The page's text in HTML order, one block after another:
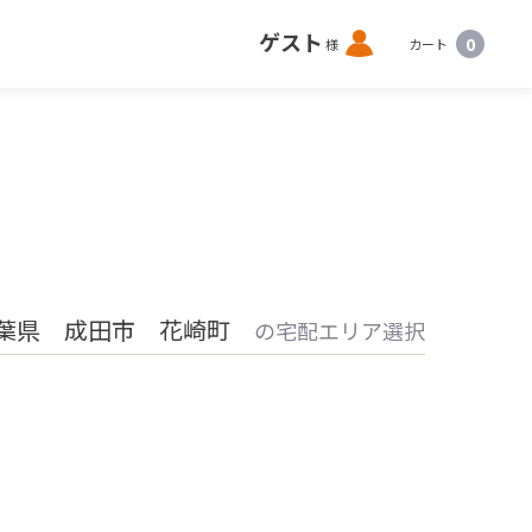
ゲスト 様 ロ
グ
カート 0
県 成田市 花崎町 の宅配エリア選択